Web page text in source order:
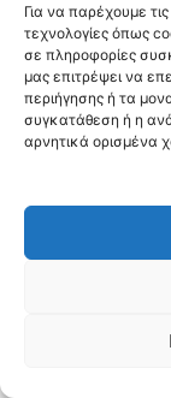
Για να παρέχουμε
τεχνολογίες όπως
σε πληροφορίες
μας επιτρέψει να
περιήγησης ή τα
συγκατάθεση ή η
αρνητικά ορισμένα
Page Visits: